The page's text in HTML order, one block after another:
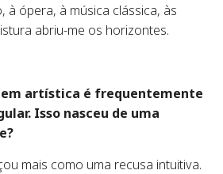
à ópera, à música clássica, às
abriu-me os horizontes.
artística é frequentemente
Isso nasceu de uma
mais como uma recusa intuitiva.